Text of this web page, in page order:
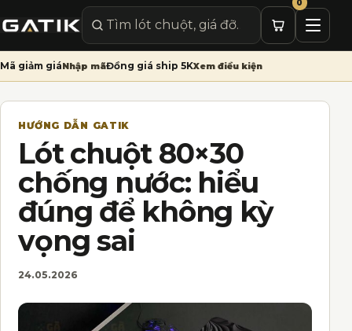
Mở
Tìm sản phẩm
0
Mã giảm giáNhập mãĐồng giá ship 5KXem điều kiện
HƯỚNG DẪN GATIK
Lót chuột 80×30
chống nước: hiểu
đúng để không kỳ
vọng sai
24.05.2026